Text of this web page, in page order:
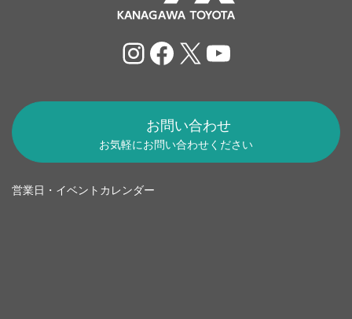
Instagram
Facebook
X YouTube
お問い合わせ
お気軽にお問い合わせください
営業日・イベントカレンダー